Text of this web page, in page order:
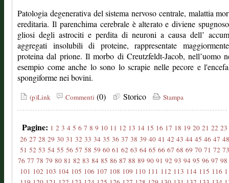
Patologia degenerativa del sistema nervoso centrale, malattia
ereditaria. Il parenchima cerebrale è alterato e diviene
gliosi degli astrociti e perdita di neuroni a causa dell’
aggregati insolubili di proteine, rappresentate
proteina dal prione. Il morbo di Creutzfeldt-Jacob, nell’uomo
esempio come anche lo sono lo scrapie nelle pecore e
spongiforme nei bovini.
(p)Link Commenti (0) Storico Stampa
Pagine: 1 2 3 4 5 6 7 8 9 10 11 12 13 14 15 16 17 18 19 20 21 22 23
26 27 28 29 30 31 32 33 34 35 36 37 38 39 40 41 42 43 44 45 46 47 48
51 52 53 54 55 56 57 58 59 60 61 62 63 64 65 66 67 68 69 70 71 72 73
76 77 78 79 80 81 82 83 84 85 86 87 88 89 90 91 92 93 94 95 96 97 98
101 102 103 104 105 106 107 108 109 110 111 112 113 114 115 116